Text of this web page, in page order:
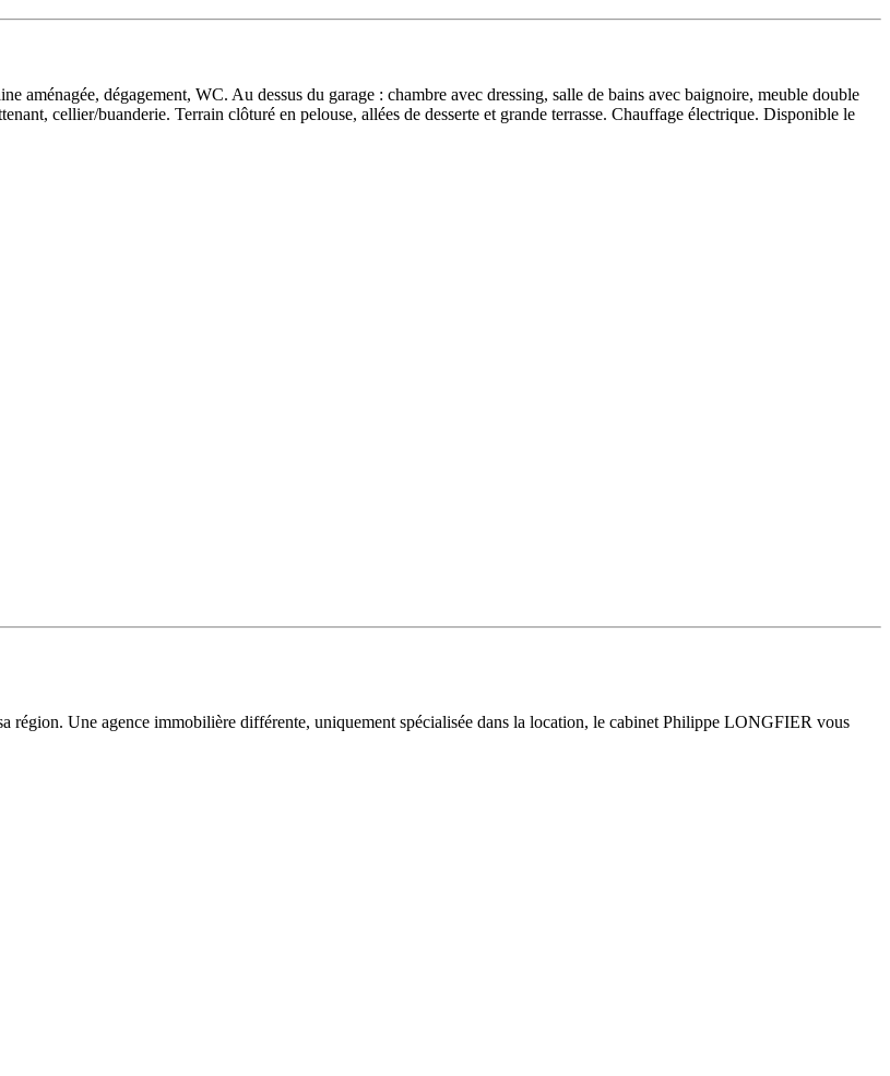
aménagée, dégagement, WC. Au dessus du garage : chambre avec dressing, salle de bains avec baignoire, meuble double
cellier/buanderie. Terrain clôturé en pelouse, allées de desserte et grande terrasse. Chauffage électrique. Disponible le
région. Une agence immobilière différente, uniquement spécialisée dans la location, le cabinet Philippe LONGFIER vous